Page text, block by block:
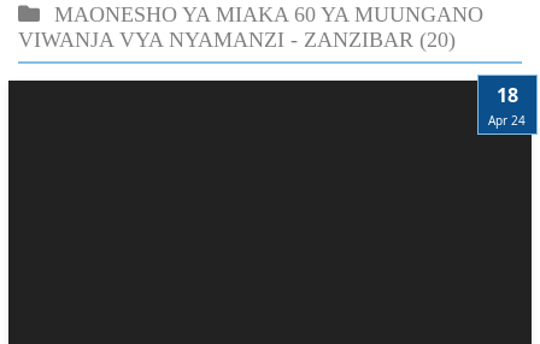
MAONESHO YA MIAKA 60 YA MUUNGANO
VIWANJA VYA NYAMANZI - ZANZIBAR (20)
18
Apr 24